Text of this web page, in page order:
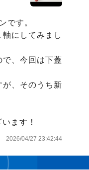
です。
にしてみまし
で、今回は下蓋
が、そのうち新
ます！
2026/04/27 23:42:44